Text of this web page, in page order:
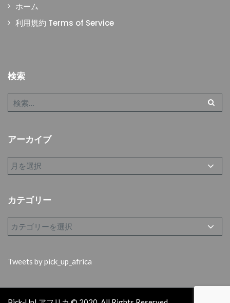
ホーム
利用規約 Terms of Service
検索
アーカイブ
カテゴリー
Tweets by pick_up_africa